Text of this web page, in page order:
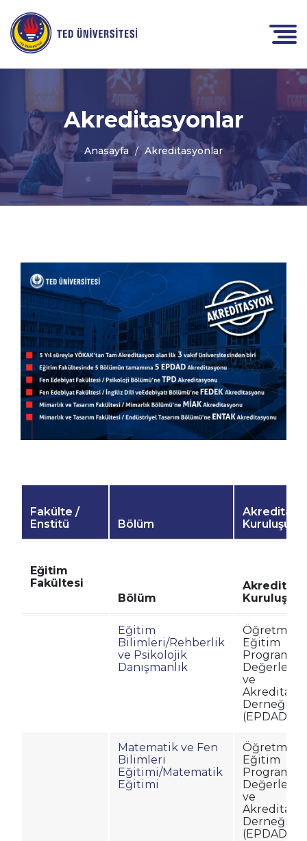
Akreditasyonlar
Anasayfa Akreditasyonlar
Fakülte /
Enstitü
Bölüm
Kuruluşu
Eğitim
Fakültesi
Bölüm
Kuruluşu
Eğitim
Bilimleri/Rehberlik
ve Psikolojik
Danışmanlık
Eğitim
ve
Derneği
(EPDAD)
Matematik ve Fen
Bilimleri
Eğitimi/Matematik
Eğitimi
Eğitim
ve
Derneği
(EPDAD)